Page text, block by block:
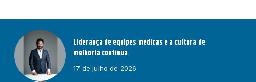
Liderança de equipes médicas e a cultura de
melhoria contínua
17 de julho de 2026